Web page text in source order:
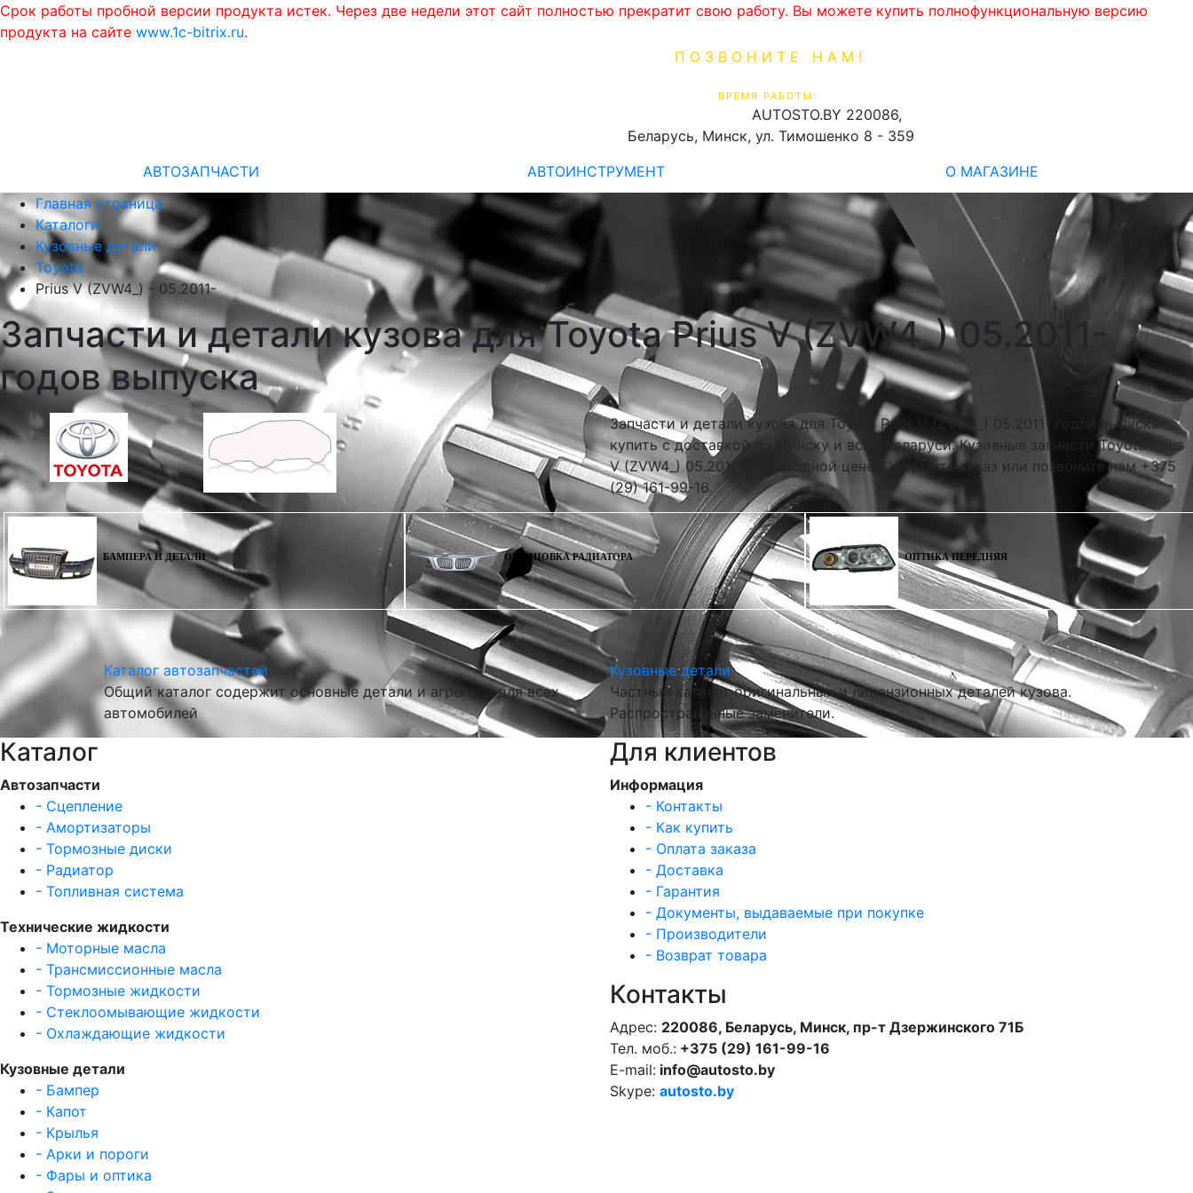
Срок работы пробной версии продукта истек. Через две недели этот сайт полностью прекратит свою работу. Вы можете купить полнофункциональную версию
продукта на сайте www.1c-bitrix.ru.
ПОЗВОНИТЕ НАМ!
ВРЕМЯ РАБОТЫ:
AUTOSTO.BY 220086,
Беларусь, Минск, ул. Тимошенко 8 - 359
АВТОЗАПЧАСТИ АВТОИНСТРУМЕНТ
О МАГАЗИНЕ
Главная страница
Каталоги
Кузовные детали
Toyota
Prius V (ZVW4_) - 05.2011-
Запчасти и детали кузова для Toyota Prius V (ZVW4_) 05.2011-
годов выпуска
Запчасти и детали кузова для Toyota Prius V (ZVW4_) 05.2011- годов выпуска
купить с доставкой по Минску и всей Беларуси. Кузовные запчасти Toyota Prius
V (ZVW4_) 05.2011- по выгодной цене. Оформите заказ или позвоните нам +375
(29) 161-99-16.
БАМПЕРА И ДЕТАЛИ ОБЛИЦОВКА РАДИАТОРА ОПТИКА ПЕРЕДНЯЯ
Каталог автозапчастей
Общий каталог содержит основные детали и агрегаты для всех
автомобилей
Кузовные детали
Частный каталог оригинальных и лицензионных деталей кузова.
Распространенные заменители.
Каталог
Автозапчасти
- Сцепление
- Амортизаторы
- Тормозные диски
- Радиатор
- Топливная система
Технические жидкости
- Моторные масла
- Трансмиссионные масла
- Тормозные жидкости
- Стеклоомывающие жидкости
- Охлаждающие жидкости
Кузовные детали
- Бампер
- Капот
- Крылья
- Арки и пороги
- Фары и оптика
Для клиентов
Информация
- Контакты
- Как купить
- Оплата заказа
- Доставка
- Гарантия
- Документы, выдаваемые при покупке
- Производители
- Возврат товара
Контакты
Адрес: 220086, Беларусь, Минск, пр-т Дзержинского 71Б
Тел. моб.: +375 (29) 161-99-16
E-mail: info@autosto.by
Skype: autosto.by